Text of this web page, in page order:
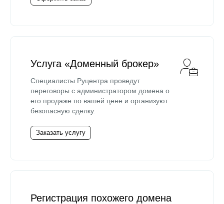
Услуга «Доменный брокер»
Специалисты Руцентра проведут
переговоры с администратором домена о
его продаже по вашей цене и организуют
безопасную сделку.
Заказать услугу
Регистрация похожего домена